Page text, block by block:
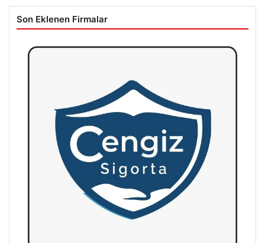
Son Eklenen Firmalar